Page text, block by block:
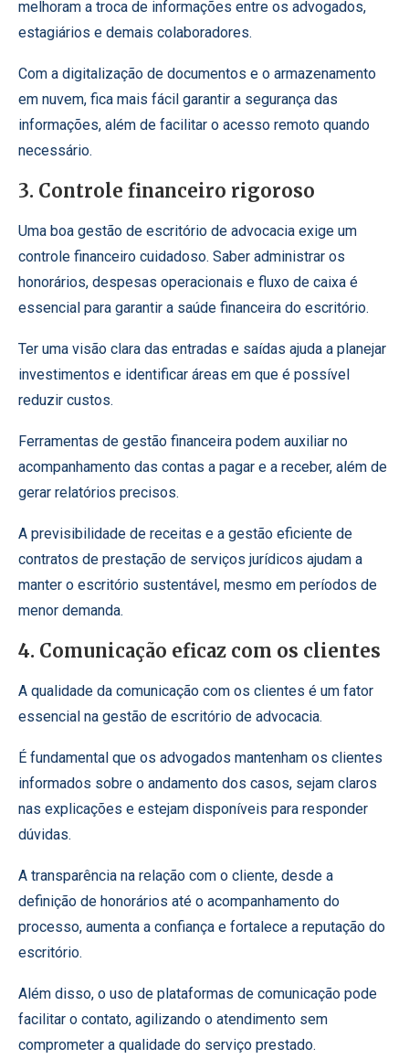
melhoram a troca de informações entre os advogados,
estagiários e demais colaboradores.
Com a digitalização de documentos e o armazenamento
em nuvem, fica mais fácil garantir a segurança das
informações, além de facilitar o acesso remoto quando
necessário.
3. Controle financeiro rigoroso
Uma boa gestão de escritório de advocacia exige um
controle financeiro cuidadoso. Saber administrar os
honorários, despesas operacionais e fluxo de caixa é
essencial para garantir a saúde financeira do escritório.
Ter uma visão clara das entradas e saídas ajuda a planejar
investimentos e identificar áreas em que é possível
reduzir custos.
Ferramentas de gestão financeira podem auxiliar no
acompanhamento das contas a pagar e a receber, além de
gerar relatórios precisos.
A previsibilidade de receitas e a gestão eficiente de
contratos de prestação de serviços jurídicos ajudam a
manter o escritório sustentável, mesmo em períodos de
menor demanda.
4. Comunicação eficaz com os clientes
A qualidade da comunicação com os clientes é um fator
essencial na gestão de escritório de advocacia.
É fundamental que os advogados mantenham os clientes
informados sobre o andamento dos casos, sejam claros
nas explicações e estejam disponíveis para responder
dúvidas.
A transparência na relação com o cliente, desde a
definição de honorários até o acompanhamento do
processo, aumenta a confiança e fortalece a reputação do
escritório.
Além disso, o uso de plataformas de comunicação pode
facilitar o contato, agilizando o atendimento sem
comprometer a qualidade do serviço prestado.